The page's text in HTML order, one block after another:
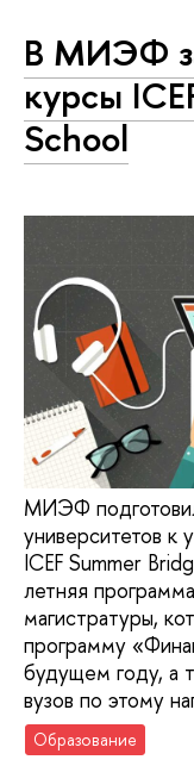
В МИЭФ
курсы
School
МИЭФ
университетов к
ICEF Summer
летняя
магистратуры,
программу
будущем году, а
вузов по этому
Образование